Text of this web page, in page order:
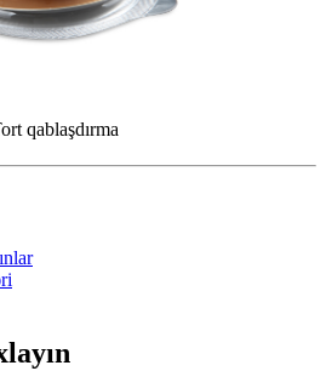
qablaşdırma